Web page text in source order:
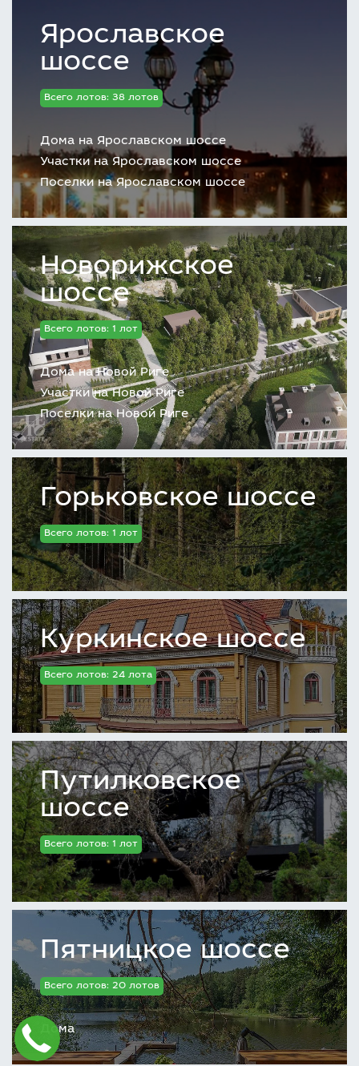
Ярославское
шоссе
Всего лотов: 38 лотов
Дома на Ярославском шоссе
Участки на Ярославском шоссе
Поселки на Ярославском шоссе
Новорижское
шоссе
Всего лотов: 1 лот
Дома на Новой Риге
Участки на Новой Риге
Поселки на Новой Риге
Горьковское шоссе
Всего лотов: 1 лот
Куркинское шоссе
Всего лотов: 24 лота
Путилковское
шоссе
Всего лотов: 1 лот
Пятницкое шоссе
Всего лотов: 20 лотов
Дома